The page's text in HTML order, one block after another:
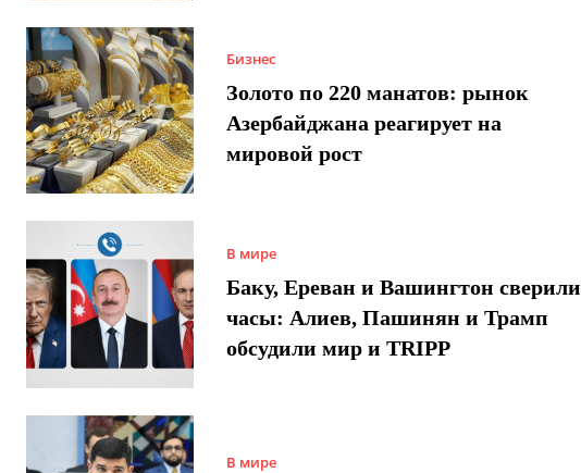
Бизнес
Золото по 220 манатов: рынок
Азербайджана реагирует на
мировой рост
В мире
Баку, Ереван и Вашингтон сверили
часы: Алиев, Пашинян и Трамп
обсудили мир и TRIPP
В мире